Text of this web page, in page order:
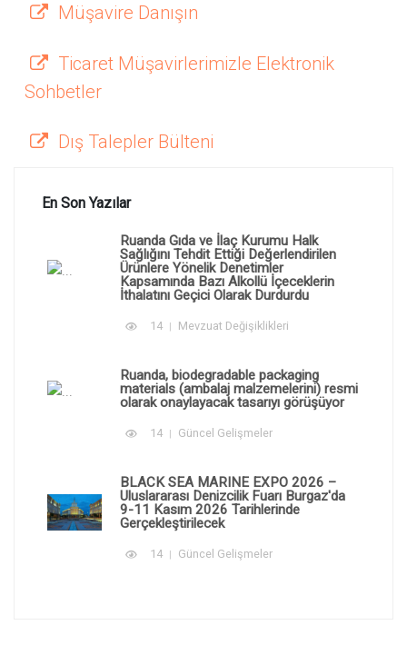
Müşavire Danışın
Ticaret Müşavirlerimizle Elektronik
Sohbetler
Dış Talepler Bülteni
En Son Yazılar
Ruanda Gıda ve İlaç Kurumu Halk
Sağlığını Tehdit Ettiği Değerlendirilen
Ürünlere Yönelik Denetimler
Kapsamında Bazı Alkollü İçeceklerin
İthalatını Geçici Olarak Durdurdu
14 Mevzuat Değişiklikleri
Ruanda, biodegradable packaging
materials (ambalaj malzemelerini) resmi
olarak onaylayacak tasarıyı görüşüyor
14 Güncel Gelişmeler
BLACK SEA MARINE EXPO 2026 –
Uluslararası Denizcilik Fuarı Burgaz'da
9-11 Kasım 2026 Tarihlerinde
Gerçekleştirilecek
14 Güncel Gelişmeler